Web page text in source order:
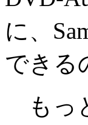
に、
できる
もっ